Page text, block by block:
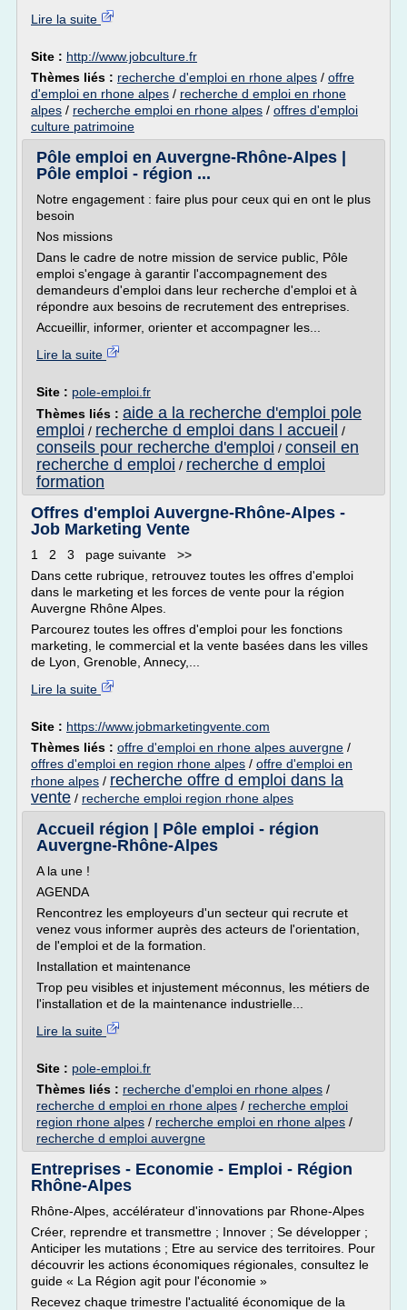
Lire la suite
Site : http://www.jobculture.fr
Thèmes liés : recherche d'emploi en rhone alpes / offre
d'emploi en rhone alpes / recherche d emploi en rhone
alpes / recherche emploi en rhone alpes / offres d'emploi
culture patrimoine
Pôle emploi en Auvergne-Rhône-Alpes |
Pôle emploi - région ...
Notre engagement : faire plus pour ceux qui en ont le plus
besoin
Nos missions
Dans le cadre de notre mission de service public, Pôle
emploi s'engage à garantir l'accompagnement des
demandeurs d'emploi dans leur recherche d'emploi et à
répondre aux besoins de recrutement des entreprises.
Accueillir, informer, orienter et accompagner les...
Lire la suite
Site : pole-emploi.fr
Thèmes liés : aide a la recherche d'emploi pole
emploi / recherche d emploi dans l accueil /
conseils pour recherche d'emploi / conseil en
recherche d emploi / recherche d emploi
formation
Offres d'emploi Auvergne-Rhône-Alpes -
Job Marketing Vente
1 2 3 page suivante >>
Dans cette rubrique, retrouvez toutes les offres d'emploi
dans le marketing et les forces de vente pour la région
Auvergne Rhône Alpes.
Parcourez toutes les offres d'emploi pour les fonctions
marketing, le commercial et la vente basées dans les villes
de Lyon, Grenoble, Annecy,...
Lire la suite
Site : https://www.jobmarketingvente.com
Thèmes liés : offre d'emploi en rhone alpes auvergne /
offres d'emploi en region rhone alpes / offre d'emploi en
rhone alpes / recherche offre d emploi dans la
vente / recherche emploi region rhone alpes
Accueil région | Pôle emploi - région
Auvergne-Rhône-Alpes
A la une !
AGENDA
Rencontrez les employeurs d'un secteur qui recrute et
venez vous informer auprès des acteurs de l'orientation,
de l'emploi et de la formation.
Installation et maintenance
Trop peu visibles et injustement méconnus, les métiers de
l'installation et de la maintenance industrielle...
Lire la suite
Site : pole-emploi.fr
Thèmes liés : recherche d'emploi en rhone alpes /
recherche d emploi en rhone alpes / recherche emploi
region rhone alpes / recherche emploi en rhone alpes /
recherche d emploi auvergne
Entreprises - Economie - Emploi - Région
Rhône-Alpes
Rhône-Alpes, accélérateur d'innovations par Rhone-Alpes
Créer, reprendre et transmettre ; Innover ; Se développer ;
Anticiper les mutations ; Etre au service des territoires. Pour
découvrir les actions économiques régionales, consultez le
guide « La Région agit pour l'économie »
Recevez chaque trimestre l'actualité économique de la